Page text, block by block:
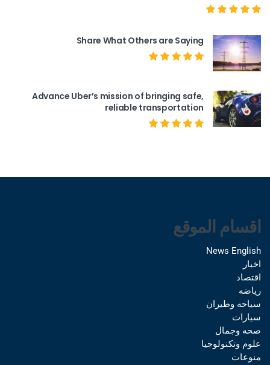
Share What Others are Saying
Advance Uber’s mission of bringing safe,
reliable transportation
اقسام الموقع
News English
اخبار
اقتصاد
رياضه
سياحه وطيران
سيارات
صحه وجمال
علوم وتكنولوجيا
منوعات